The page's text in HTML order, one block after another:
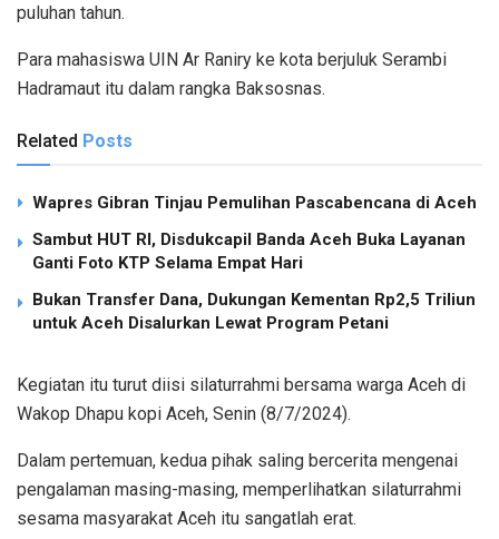
puluhan tahun.
Para mahasiswa UIN Ar Raniry ke kota berjuluk Serambi
Hadramaut itu dalam rangka Baksosnas.
Related Posts
Wapres Gibran Tinjau Pemulihan Pascabencana di Aceh
Sambut HUT RI, Disdukcapil Banda Aceh Buka Layanan
Ganti Foto KTP Selama Empat Hari
Bukan Transfer Dana, Dukungan Kementan Rp2,5 Triliun
untuk Aceh Disalurkan Lewat Program Petani
Kegiatan itu turut diisi silaturrahmi bersama warga Aceh di
Wakop Dhapu kopi Aceh, Senin (8/7/2024).
Dalam pertemuan, kedua pihak saling bercerita mengenai
pengalaman masing-masing, memperlihatkan silaturrahmi
sesama masyarakat Aceh itu sangatlah erat.